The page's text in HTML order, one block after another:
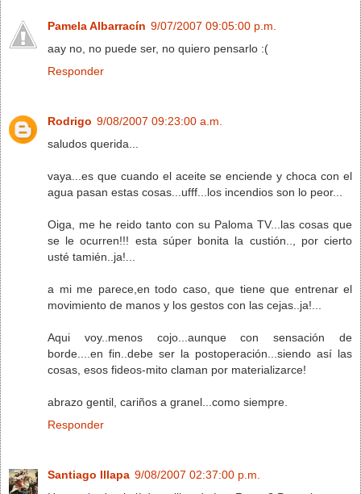
Pamela Albarracín 9/07/2007 09:05:00 p.m.
aay no, no puede ser, no quiero pensarlo :(
Responder
Rodrigo 9/08/2007 09:23:00 a.m.
saludos querida...
vaya...es que cuando el aceite se enciende y choca con el
agua pasan estas cosas...ufff...los incendios son lo peor...
Oiga, me he reido tanto con su Paloma TV...las cosas que
se le ocurren!!! esta súper bonita la custión.., por cierto
usté tamién..ja!...
a mi me parece,en todo caso, que tiene que entrenar el
movimiento de manos y los gestos con las cejas..ja!...
Aqui voy..menos cojo...aunque con sensación de
borde....en fin..debe ser la postoperación...siendo así las
cosas, esos fideos-mito claman por materializarce!
abrazo gentil, cariños a granel...como siempre.
Responder
Santiago Illapa 9/08/2007 02:37:00 p.m.